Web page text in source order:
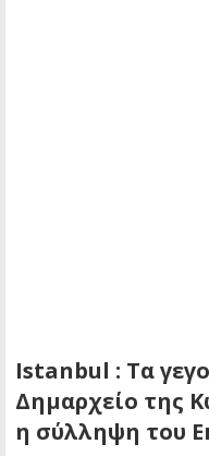
Istanbul : Τα
Δημαρχείο της
η σύλληψη του